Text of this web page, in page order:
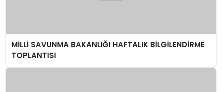
MİLLİ SAVUNMA BAKANLIĞI HAFTALIK BİLGİLENDİRME
TOPLANTISI